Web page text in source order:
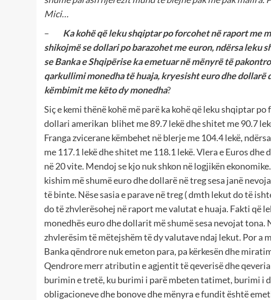
Mici…
– Ka kohë që leku shqiptar po forcohet në raport me
shikojmë se dollari po barazohet me euron, ndërsa leku
se Banka e Shqipërise ka emetuar në mënyrë të
qarkullimi monedha të huaja, kryesisht euro dhe
këmbimit me këto dy monedha?
Siç e kemi thënë kohë më parë ka kohë që leku shqiptar
dollari amerikan blihet me 89.7 lekë dhe shitet me 90.7
Franga zvicerane këmbehet në blerje me 104.4 lekë,
me 117.1 lekë dhe shitet me 118.1 lekë. Vlera e Euros
në 20 vite. Mendoj se kjo nuk shkon në logjikën
kishim më shumë euro dhe dollarë në treg sesa janë
të binte. Nëse sasia e parave në treg ( dmth lekut do të
do të zhvlerësohej në raport me valutat e huaja. Fakti që
monedhës euro dhe dollarit më shumë sesa nevojat tona.
zhvlerësim të mëtejshëm të dy valutave ndaj lekut. Por a
Banka qëndrore nuk emeton para, pa kërkesën dhe
Qendrore merr atributin e agjentit të qeverisë dhe
burimin e tretë, ku burimi i parë mbeten tatimet, burimi i
obligacioneve dhe bonove dhe mënyra e fundit është